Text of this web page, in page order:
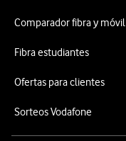
Comparador fibra y móvil
Fibra estudiantes
Ofertas para clientes
Sorteos Vodafone